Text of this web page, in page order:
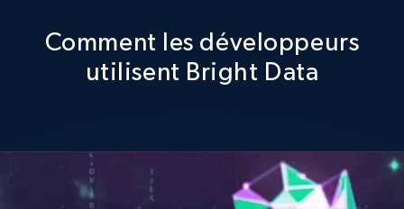
Comment les développeurs
utilisent Bright Data